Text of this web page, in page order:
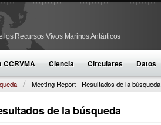
Recursos Vivos Marinos Antárticos
CCRVMA Ciencia Circulares Datos
Meeting Report Resultados de la búsqueda
de la búsqueda